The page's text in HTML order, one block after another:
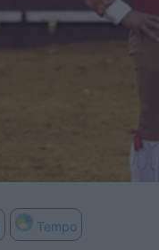
Tempo